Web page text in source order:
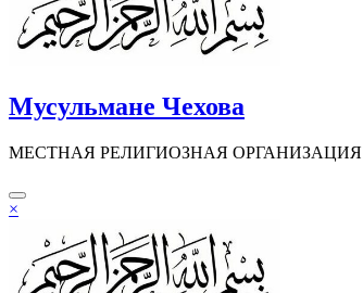
Мусульмане Чехова
МЕСТНАЯ РЕЛИГИОЗНАЯ
×